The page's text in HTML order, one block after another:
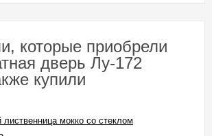
которые приобрели
дверь Лу-172
купили
лиственница мокко со стеклом